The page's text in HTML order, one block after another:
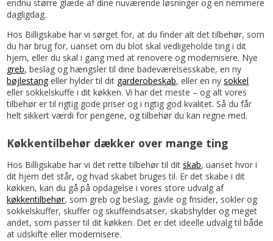
endnu større glæde af dine nuværende løsninger og en nemmere
dagligdag.
Hos Billigskabe har vi sørget for, at du finder alt det tilbehør, som
du har brug for, uanset om du blot skal vedligeholde ting i dit
hjem, eller du skal i gang med at renovere og modernisere. Nye
greb, beslag og hængsler til dine badeværelsesskabe, en ny
bøjlestangeller hylder til dit garderobeskab, eller en nysokkel
eller sokkelskuffe i dit køkken. Vi har det meste – og alt vores
tilbehør er til rigtig gode priser og i rigtig god kvalitet. Så du får
helt sikkert værdi for pengene, og tilbehør du kan regne med.
Køkkentilbehør dækker over mange ting
Hos Billigskabe har vi det rette tilbehør til ditskab, uanset hvor i
dit hjem det står, og hvad skabet bruges til. Er det skabe i dit
køkken, kan du gå på opdagelse i vores store udvalg af
køkkentilbehør, som greb og beslag, gavle og frisider, sokler og
sokkelskuffer, skuffer og skuffeindsatser, skabshylder og meget
andet, som passer til dit køkken. Det er det ideelle udvalg til både
at udskifte eller modernisere.